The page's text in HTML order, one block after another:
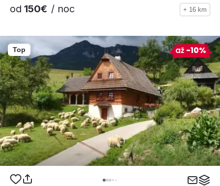
od 150€ / noc + 16 km
Top až -10%